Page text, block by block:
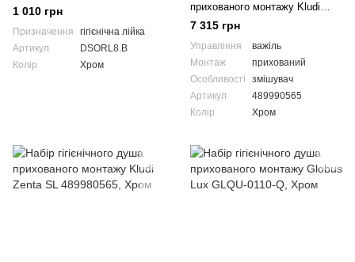
1 010 грн
Призначення
гігієнічна лійка
Артикул
DSORL8.B
Колір
Хром
прихованого монтажу Kludi
Zenta SL 489990565
7 315 грн
Управління
важіль
Монтаж
прихований
Особливості
змішувач
Артикул
489990565
Колір
Хром